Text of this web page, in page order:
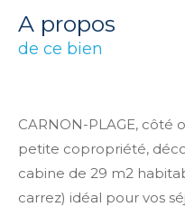
a propos
de ce bien
CARNON-PLAGE, côté
petite copropriété,
cabine de 29 m2
carrez) idéal pour vos